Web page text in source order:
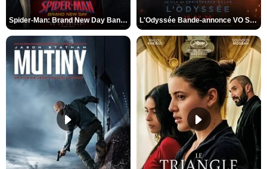
Spider-Man: Brand New Day Bande-annonce VO STFR L'Odyssée Bande-annonce VO STFR